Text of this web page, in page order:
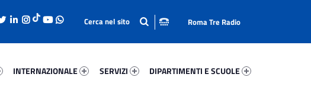
INTERNAZIONALE
SERVIZI
DIPARTIMENTI E SCUOLE
Roma Tre Radio